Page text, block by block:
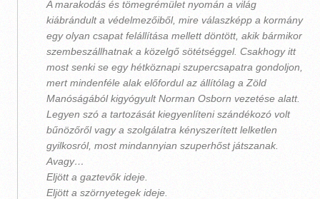
A marakodás és tömegrémület nyomán a világ
kiábrándult a védelmezőiből, mire válaszképp a kormány
egy olyan csapat felállítása mellett döntött, akik bármikor
szembeszállhatnak a közelgő sötétséggel. Csakhogy itt
most senki se egy hétköznapi szupercsapatra gondoljon,
mert mindenféle alak előfordul az állítólag a Zöld
Manóságából kigyógyult Norman Osborn vezetése alatt.
Legyen szó a tartozását kiegyenlíteni szándékozó volt
bűnözőről vagy a szolgálatra kényszerített lelketlen
gyilkosról, most mindannyian szuperhőst játszanak.
Avagy…
Eljött a gaztevők ideje.
Eljött a szörnyetegek ideje.